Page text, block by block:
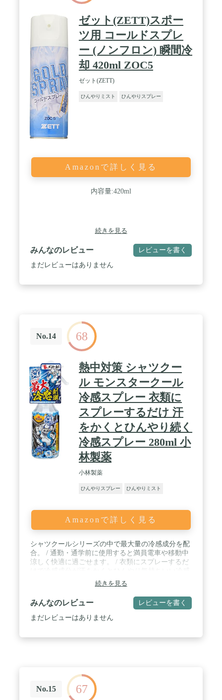
ゼット(ZETT)スポー
ツ用 コールドスプレ
ー (ノンフロン) 瞬間冷
却 420ml ZOC5
ゼット(ZETT)
ひんやりミスト ひんやりスプレー
Amazonで詳しく見る
内容量:420ml
続きを見る
みんなのレビュー レビューを書く
まだレビューはありません
No.14 68
熱中対策 シャツクー
ル モンスタークール
冷感スプレー 衣類に
スプレーするだけ 汗
をかくとひんやり続く
冷感スプレー 280ml 小
林製薬
小林製薬
ひんやりスプレー ひんやりミスト
Amazonで詳しく見る
シャツクールシリーズの中で最大量の冷感成分を配
合。 / 通勤・通学前に使用すると満員電車や移動中
涼しく快適に過ごせます。 / 衣類にスプレーするだ
※を与えます。(※冷感は個人によって感じ方が異
なります。) / 衣類についた汗のにおいを消臭※(※
スプレーした時だけ濡れた範囲のみの効果です) / ミ
ントの香り
続きを見る
みんなのレビュー レビューを書く
まだレビューはありません
No.15 67